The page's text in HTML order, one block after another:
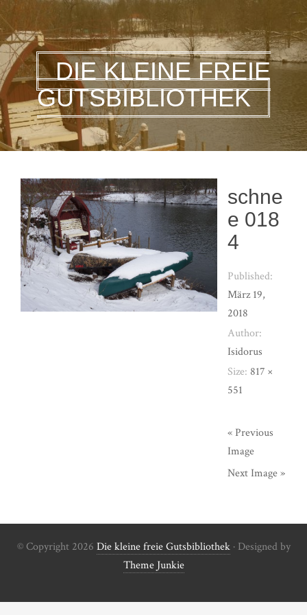
DIE KLEINE FREIE
GUTSBIBLIOTHEK
schne
e 018
4
Published:
März 19,
2018
Author:
Isidorus
Size: 817 ×
551
« Previous
Image
Next Image »
© Copyright 2026 Die kleine freie Gutsbibliothek· Designed by
Theme Junkie